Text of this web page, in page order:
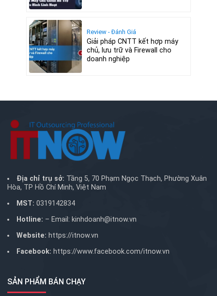
Review - Đánh Giá
Giải pháp CNTT kết hợp máy
chủ, lưu trữ và Firewall cho
doanh nghiệp
Địa chỉ trụ sở: Tầng 5, 70 Phạm Ngọc Thạch, Phường Xuân
Hòa, TP Hồ Chí Minh, Việt Nam
MST: 0319142834
Hotline: – Email: kinhdoanh@itnow.vn
Website: https://itnow.vn
Facebook: https://www.facebook.com/itnow.vn
SẢN PHẨM BÁN CHẠY